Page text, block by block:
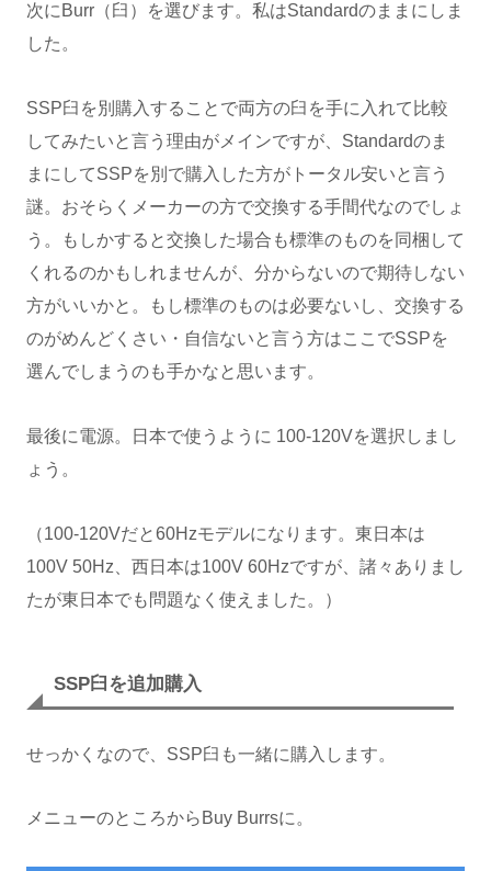
次にBurr（臼）を選びます。私はStandardのままにしま
した。
SSP臼を別購入することで両方の臼を手に入れて比較
してみたいと言う理由がメインですが、Standardのま
まにしてSSPを別で購入した方がトータル安いと言う
謎。おそらくメーカーの方で交換する手間代なのでしょ
う。もしかすると交換した場合も標準のものを同梱して
くれるのかもしれませんが、分からないので期待しない
方がいいかと。もし標準のものは必要ないし、交換する
のがめんどくさい・自信ないと言う方はここでSSPを
選んでしまうのも手かなと思います。
最後に電源。日本で使うように 100-120Vを選択しまし
ょう。
（100-120Vだと60Hzモデルになります。東日本は
100V 50Hz、西日本は100V 60Hzですが、諸々ありまし
たが東日本でも問題なく使えました。）
SSP臼を追加購入
せっかくなので、SSP臼も一緒に購入します。
メニューのところからBuy Burrsに。